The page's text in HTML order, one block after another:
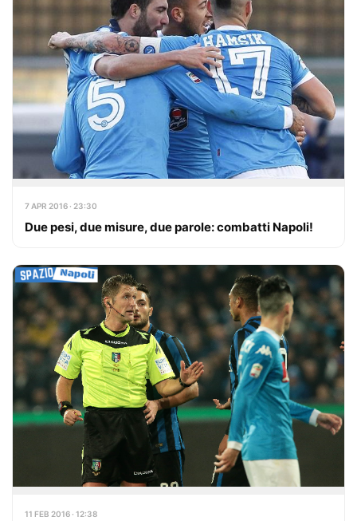
7 APR 2016 · 23:30
Due pesi, due misure, due parole: combatti Napoli!
11 FEB 2016 · 12:38